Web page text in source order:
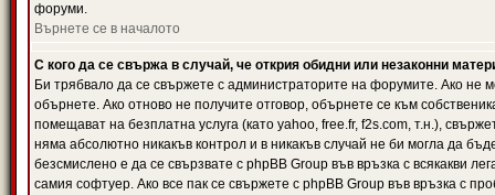
форуми.
Върнете се в началото
С кого да се свържа в случай, че открия обидни или незаконни
Би трябвало да се свържете с администраторите на форумите. Ако не
обърнете. Ако отново не получите отговор, обърнете се към
помещават на безплатна услуга (като yahoo, free.fr, f2s.com, т.н.),
няма абсолютно никакъв контрол и в никакъв случай не би могла да
безсмислено е да се свързвате с phpBB Group във връзка с всякакви
самия софтуер. Ако все пак се свържете с phpBB Group във връзка с